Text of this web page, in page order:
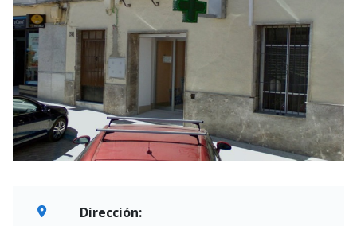
Dirección: